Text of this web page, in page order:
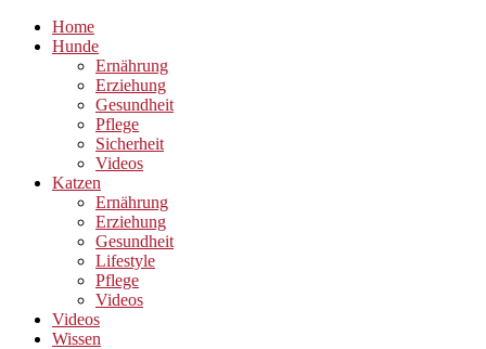
Home
Hunde
Ernährung
Erziehung
Gesundheit
Pflege
Sicherheit
Videos
Katzen
Ernährung
Erziehung
Gesundheit
Lifestyle
Pflege
Videos
Videos
Wissen